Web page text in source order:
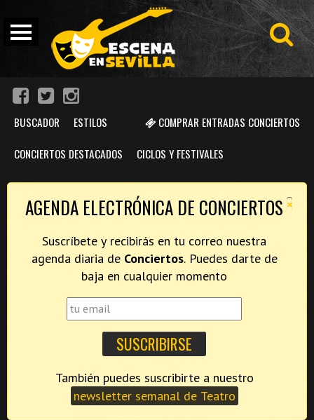
COMPRAR ENTRADAS CONCIERTOS
BUSCADOR ESTILOS
CONCIERTOS DESTACADOS CICLOS Y FESTIVALES
×
AGENDA ELECTRÓNICA DE CONCIERTOS
Suscríbete y recibirás en tu correo nuestra
agenda diaria de Conciertos. Puedes darte de
baja en cualquier momento
newsletter semanal de Teatro